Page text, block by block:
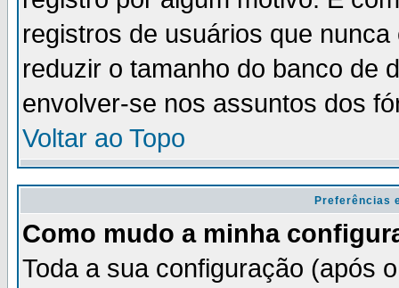
registros de usuários que
reduzir o tamanho do banco de
envolver-se nos assuntos dos
Voltar ao Topo
Preferências
Como mudo a minha
Toda a sua configuração (após